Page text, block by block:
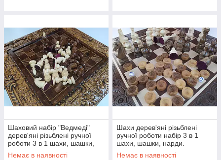
Шаховий набір "Ведмеді"
дерев'яні різьблені ручної
роботи 3 в 1 шахи, шашки,
нарди.
Немає в наявності
Шахи дерев'яні різьблені
ручної роботи набір 3 в 1
шахи, шашки, нарди.
Немає в наявності